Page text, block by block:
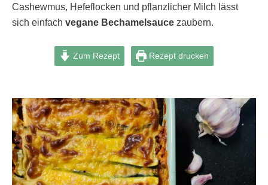
Cashewmus, Hefeflocken und pflanzlicher Milch lässt
sich einfach vegane Bechamelsauce zaubern.
Zum Rezept Rezept drucken